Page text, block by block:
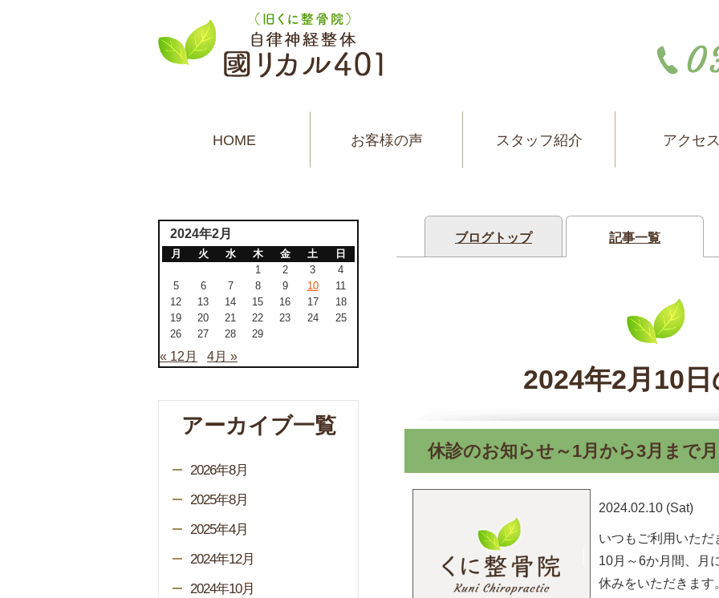
HOME お客様の声 スタッフ紹介 アクセ
ブログトップ 記事一覧
2024年2月10
休診のお知らせ～1月から3月まで
2024.02.10 (Sat)
いつもご利用いた
10月～6か月間、月
休みをいただきます
2024年2月
月 火 水 木 金 土
日
1
2 3
4
5
6 7 8 9 10
11
12
13 14 15 16 17
18
19
20 21 22 23 24
25
26
27 28 29
« 12月 4月 »
アーカイブ一覧
2026年8月
2025年8月
2025年4月
2024年12月
2024年10月